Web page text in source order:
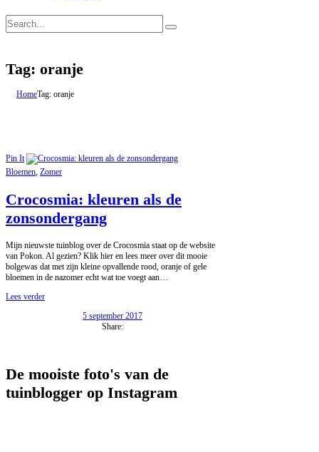
Tag: oranje
HomeTag: oranje
Pin It
Bloemen Zomer
Crocosmia: kleuren als de
zonsondergang
Mijn nieuwste tuinblog over de Crocosmia staat op de website
van Pokon. Al gezien? Klik hier en lees meer over dit mooie
bolgewas dat met zijn kleine opvallende rood, oranje of gele
bloemen in de nazomer echt wat toe voegt aan…
Lees verder
5 september 2017
Share:
De mooiste foto's van de
tuinblogger op Instagram